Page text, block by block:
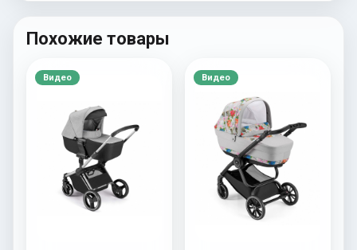
Похожие товары
Видео Видео